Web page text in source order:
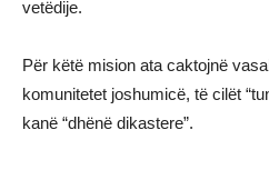
vetëdije.
Për këtë mision ata caktojnë
komunitetet joshumicë, të cilët
kanë “dhënë dikastere”.